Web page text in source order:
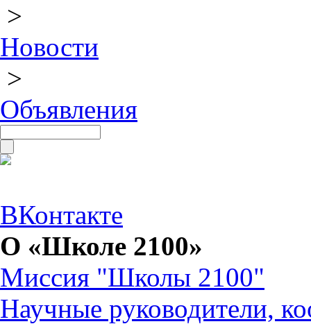
>
Новости
>
Объявления
ВКонтакте
О «Школе 2100»
Миссия "Школы 2100"
Научные руководители,